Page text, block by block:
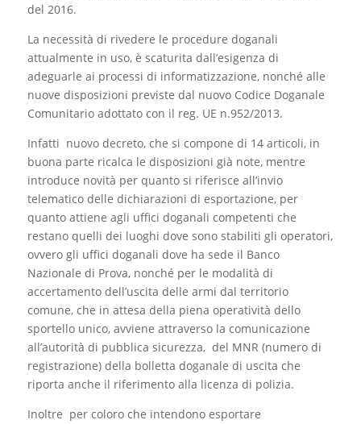
del 2016.
La necessità di rivedere le procedure doganali
attualmente in uso, è scaturita dall’esigenza di
adeguarle ai processi di informatizzazione, nonché alle
nuove disposizioni previste dal nuovo Codice Doganale
Comunitario adottato con il reg. UE n.952/2013.
Infatti nuovo decreto, che si compone di 14 articoli, in
buona parte ricalca le disposizioni già note, mentre
introduce novità per quanto si riferisce all’invio
telematico delle dichiarazioni di esportazione, per
quanto attiene agli uffici doganali competenti che
restano quelli dei luoghi dove sono stabiliti gli operatori,
ovvero gli uffici doganali dove ha sede il Banco
Nazionale di Prova, nonché per le modalità di
accertamento dell’uscita delle armi dal territorio
comune, che in attesa della piena operatività dello
sportello unico, avviene attraverso la comunicazione
all’autorità di pubblica sicurezza, del MNR (numero di
registrazione) della bolletta doganale di uscita che
riporta anche il riferimento alla licenza di polizia.
Inoltre per coloro che intendono esportare